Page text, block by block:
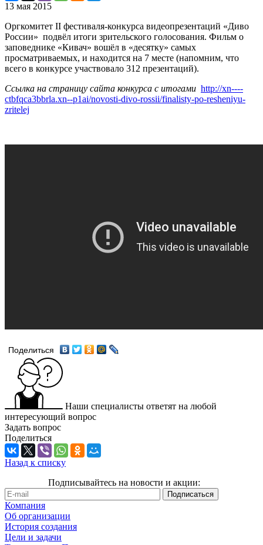
13 мая 2015
Оргкомитет II фестиваля-конкурса видеопрезентаций «Диво
России» подвёл итоги зрительского голосования. Фильм о
заповеднике «Кивач» вошёл в «десятку» самых
просматриваемых, и находится на 7 месте (напомним, что
всего в конкурсе участвовало 312 презентаций).
Ссылка на страницу сайта конкурса с итогами http://xn----
ctbfqca3bbrla.xn--p1ai/novosti-divo-rossii/finalisty-po-resheniyu-
zritelej
Поделиться
Наши специалисты ответят на любой
интересующий вопрос
Задать вопрос
Поделиться
Назад к списку
Подписывайтесь на новости и акции:
Компания
Об организации
История создания
Цели и задачи